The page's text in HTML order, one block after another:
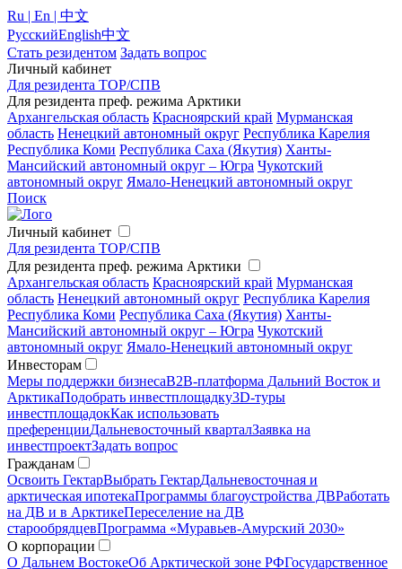
Ru | En | 中文
РусскийEnglish中文
Стать резидентом Задать вопрос
Личный кабинет
Для резидента ТОР/СПВ
Для резидента преф. режима Арктики
Архангельская область Красноярский край Мурманская
область Ненецкий автономный округ Республика Карелия
Республика Коми Республика Саха (Якутия) Ханты-
Мансийский автономный округ – Югра Чукотский
автономный округ Ямало-Ненецкий автономный округ
Поиск
Личный кабинет
Для резидента ТОР/СПВ
Для резидента преф. режима Арктики
Архангельская область Красноярский край Мурманская
область Ненецкий автономный округ Республика Карелия
Республика Коми Республика Саха (Якутия) Ханты-
Мансийский автономный округ – Югра Чукотский
автономный округ Ямало-Ненецкий автономный округ
Инвесторам
Меры поддержки бизнесаB2B-платформа Дальний Восток и
АрктикаПодобрать инвестплощадку3D-туры
инвестплощадокКак использовать
преференцииДальневосточный кварталЗаявка на
инвестпроектЗадать вопрос
Гражданам
Освоить ГектарВыбрать ГектарДальневосточная и
арктическая ипотекаПрограммы благоустройства ДВРаботать
на ДВ и в АрктикеПереселение на ДВ
старообрядцевПрограмма «Муравьев-Амурский 2030»
О корпорации
О Дальнем ВостокеОб Арктической зоне РФГосударственное